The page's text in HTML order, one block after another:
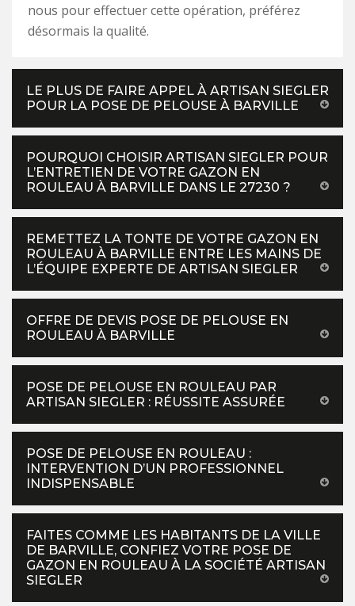
nous pour effectuer cette opération, préférez
désormais la qualité.
LE PLUS DE FAIRE APPEL À ARTISAN SIEGLER
POUR LA POSE DE PELOUSE À BARVILLE
POURQUOI CHOISIR ARTISAN SIEGLER POUR
L’ENTRETIEN DE VOTRE GAZON EN
ROULEAU À BARVILLE DANS LE 27230 ?
REMETTEZ LA TONTE DE VOTRE GAZON EN
ROULEAU À BARVILLE ENTRE LES MAINS DE
L’ÉQUIPE EXPERTE DE ARTISAN SIEGLER
OFFRE DE DEVIS POSE DE PELOUSE EN
ROULEAU À BARVILLE
POSE DE PELOUSE EN ROULEAU PAR
ARTISAN SIEGLER : RÉUSSITE ASSURÉE
POSE DE PELOUSE EN ROULEAU :
INTERVENTION D’UN PROFESSIONNEL
INDISPENSABLE
FAITES COMME LES HABITANTS DE LA VILLE
DE BARVILLE, CONFIEZ VOTRE POSE DE
GAZON EN ROULEAU À LA SOCIÉTÉ ARTISAN
SIEGLER